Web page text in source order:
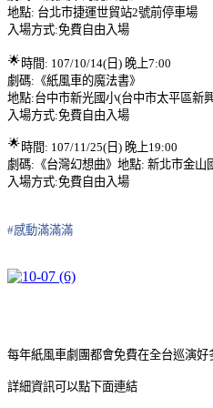
地點: 台北市捷運世貿站2號前停車場
入場方式:免費自由入場
🌟 時間: 107/10/14(日) 晚上7:00
劇碼:《紙風車的魔法書》
地點:台中市新光國小(台中市太平區新
入場方式:免費自由入場
🌟 時間: 107/11/25(日) 晚上19:00
劇碼:《台灣幻想曲》 地點: 新北市金山
入場方式:免費自由入場
#感動滿滿滿
每年紙風車劇團都會免費在全台巡演好
詳細資訊可以點下面連結